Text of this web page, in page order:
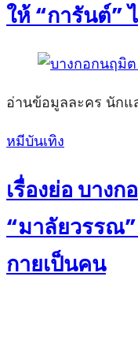
ให้ “การันต์”
อ่านข้อมูลละคร นักแ
Posted
หมีบันเทิง
เรื่องย่อ บาง
“มาลัยวรรณ
กายเป็นคน